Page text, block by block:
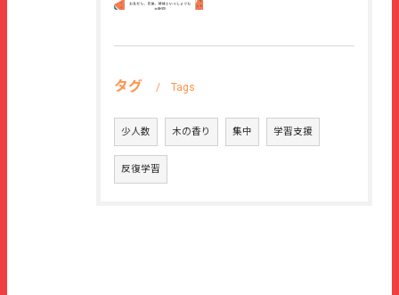
タグ Tags
少人数 木の香り 集中 学習支援
反復学習